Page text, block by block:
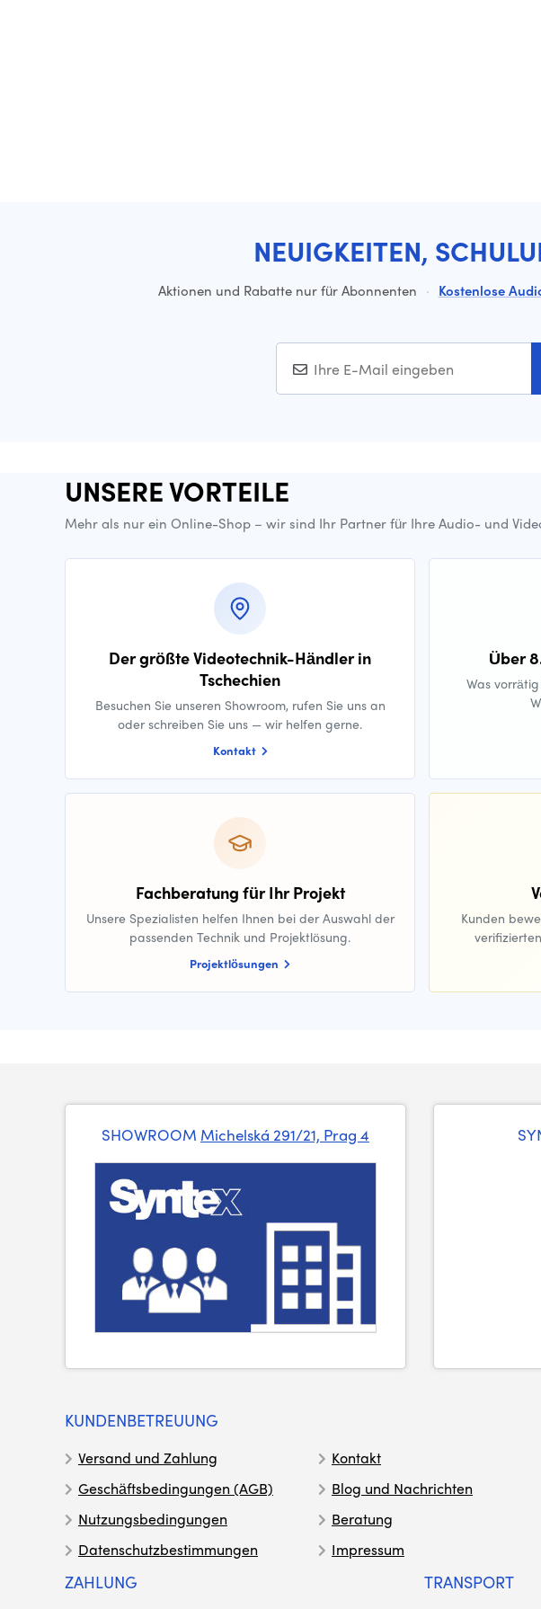
NEUIGKEITEN,
Aktionen und Rabatte nur für Abonnenten · Kostenlose
UNSERE VORTEILE
Mehr als nur ein Online-Shop – wir sind Ihr Partner für Ihre Audio- und
Der größte Videotechnik-Händler in
Tschechien
Besuchen Sie unseren Showroom, rufen Sie uns an
oder schreiben Sie uns — wir helfen gerne.
Kontakt
Über
Was
Fachberatung für Ihr Projekt
Unsere Spezialisten helfen Ihnen bei der Auswahl der
passenden Technik und Projektlösung.
Projektlösungen
Kunden
SHOWROOM Michelská 291/21, Prag 4
KUNDENBETREUUNG
Versand und Zahlung
Geschäftsbedingungen (AGB)
Nutzungsbedingungen
Datenschutzbestimmungen
Kontakt
Blog und Nachrichten
Beratung
Impressum
ZAHLUNG TRANSPORT